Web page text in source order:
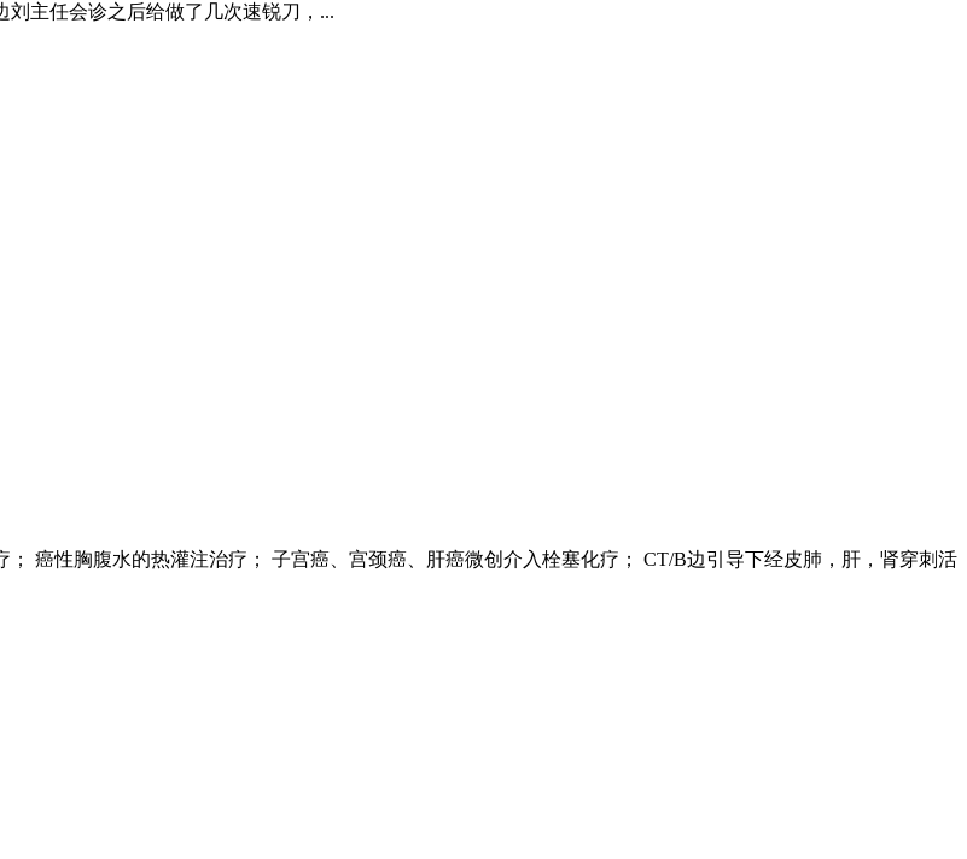
主任会诊之后给做了几次速锐刀，...
癌性胸腹水的热灌注治疗； 子宫癌、宫颈癌、肝癌微创介入栓塞化疗； CT/B边引导下经皮肺，肝，肾穿刺活